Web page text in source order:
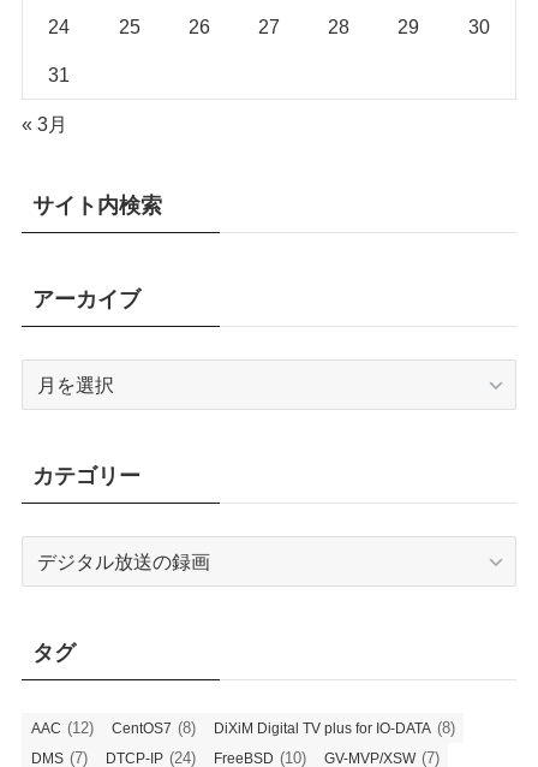
24 25 26 27 28 29 30
31
« 3月
サイト内検索
アーカイブ
ブ
カテゴリー
ー
タグ
AAC (12) CentOS7 (8) DiXiM Digital TV plus for IO-DATA (8)
DMS (7) DTCP-IP (24) FreeBSD (10) GV-MVP/XSW(7)